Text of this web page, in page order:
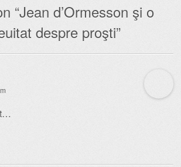
“Jean d’Ormesson şi o
despre proşti”